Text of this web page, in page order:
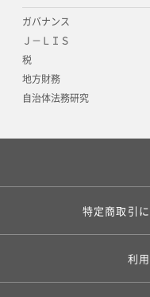
ガバナンス
Ｊ－ＬＩＳ
税
地方財務
自治体法務研究
特定商取引
利